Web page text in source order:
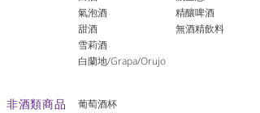
氣泡酒
​甜酒
雪莉酒
白蘭地/Grapa/Orujo
精釀啤酒
​無酒精飲料
非酒類商品
葡萄酒杯